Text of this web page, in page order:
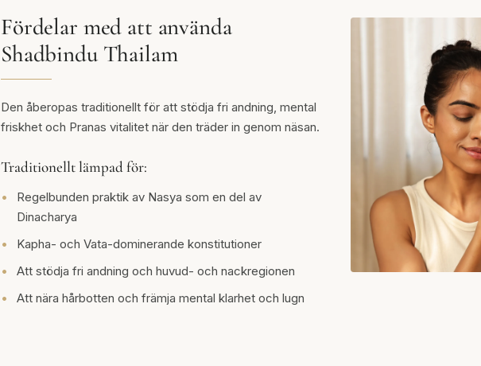
Fördelar med att använda
Shadbindu Thailam
Den åberopas traditionellt för att stödja fri andning, mental
friskhet och Pranas vitalitet när den träder in genom näsan.
Traditionellt lämpad för:
Regelbunden praktik av Nasya som en del av
Dinacharya
Kapha- och Vata-dominerande konstitutioner
Att stödja fri andning och huvud- och nackregionen
Att nära hårbotten och främja mental klarhet och lugn